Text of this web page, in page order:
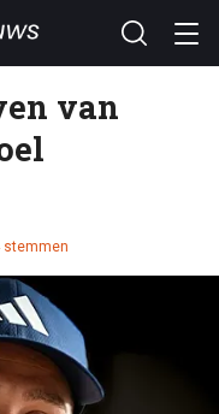
van
stemmen